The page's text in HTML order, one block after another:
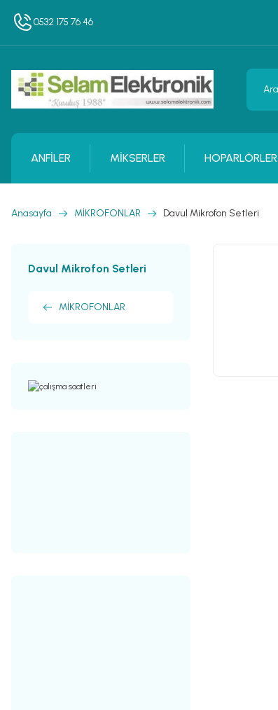
0532 175 76 46
ANFİLER MİKSERLER HOPARLÖRLER
Anasayfa MİKROFONLAR Davul Mikrofon Setleri
Davul Mikrofon Setleri
MİKROFONLAR